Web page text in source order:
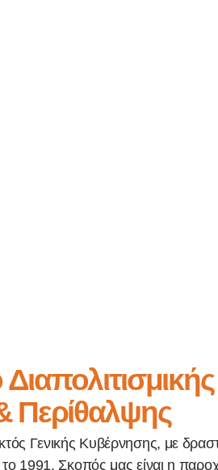
Περίθαλψης
Γενικής Κυβέρνησης, με
το 1991. Σκοπός μας είναι η